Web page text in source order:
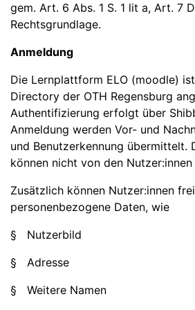
gem. Art. 6 Abs. 1 S. 1 lit a, Art. 7
Rechtsgrundlage.
Anmeldung
Die Lernplattform ELO (moodle)
Directory der OTH Regensburg
Authentifizierung erfolgt über
Anmeldung werden Vor- und
und Benutzerkennung übermittelt.
können nicht von den
Zusätzlich können Nutzer:innen
personenbezogene Daten, wie
§ Nutzerbild
§ Adresse
§ Weitere Namen